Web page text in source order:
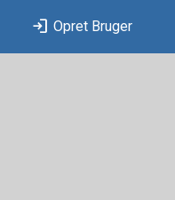
login Opret Bruger